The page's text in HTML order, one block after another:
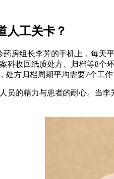
人工关卡？
药房组长李芳的手机上，每
科收回纸质处方、归档等8个
处方归档周期平均需要7个工
的精力与患者的耐心。当李